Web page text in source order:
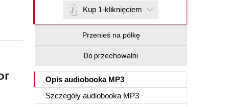
Kup 1-kliknięciem
Przenieś na półkę
Do przechowalni
Opis audiobooka MP3
Szczegóły audiobooka MP3